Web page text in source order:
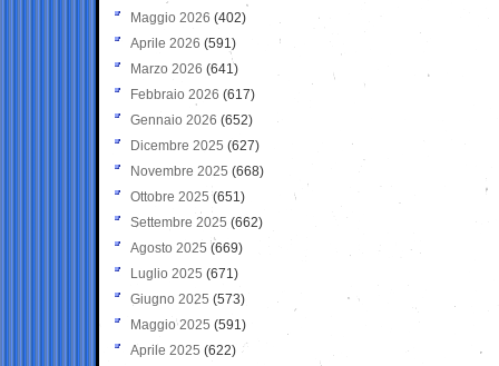
Maggio 2026 (402)
Aprile 2026 (591)
Marzo 2026 (641)
Febbraio 2026 (617)
Gennaio 2026 (652)
Dicembre 2025 (627)
Novembre 2025 (668)
Ottobre 2025 (651)
Settembre 2025 (662)
Agosto 2025 (669)
Luglio 2025 (671)
Giugno 2025 (573)
Maggio 2025 (591)
Aprile 2025 (622)